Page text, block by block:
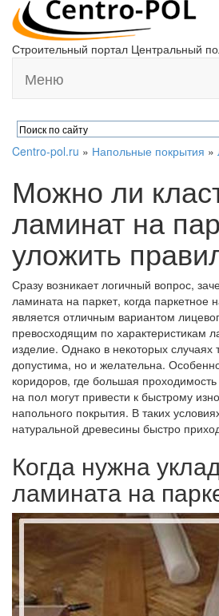
Строительный портал Центральный
Меню
Centro-pol.ru » Напольные покрытия »
Можно ли
ламинат на
уложить
Сразу возникает логичный вопрос,
ламината на паркет, когда паркетное
является отличным вариантом
превосходящим по характеристикам
изделие. Однако в некоторых случаях
допустима, но и желательна.
коридоров, где большая
на пол могут привести к быстрому
напольного покрытия. В таких
натуральной древесины быстро
Когда нужна
ламината на